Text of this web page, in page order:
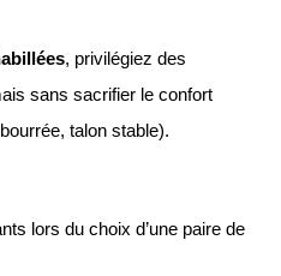
, privilégiez des
sans sacrifier le confort
talon stable).
lors du choix d’une paire de